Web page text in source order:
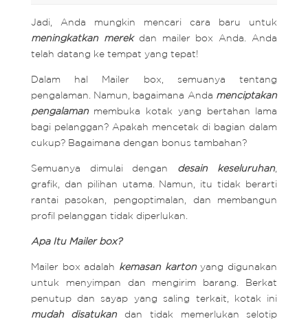
Jadi, Anda mungkin mencari cara baru untuk
meningkatkan merekdan mailer box Anda. Anda
telah datang ke tempat yang tepat!
Dalam hal Mailer box, semuanya tentang
pengalaman. Namun, bagaimana Anda menciptakan
pengalaman membuka kotak yang bertahan lama
bagi pelanggan? Apakah mencetak di bagian dalam
cukup? Bagaimana dengan bonus tambahan?
Semuanya dimulai dengan desain keseluruhan,
grafik, dan pilihan utama. Namun, itu tidak berarti
rantai pasokan, pengoptimalan, dan membangun
profil pelanggan tidak diperlukan.
Apa Itu Mailer box?
Mailer box adalah kemasan kartonyang digunakan
untuk menyimpan dan mengirim barang. Berkat
penutup dan sayap yang saling terkait, kotak ini
mudah disatukandan tidak memerlukan selotip